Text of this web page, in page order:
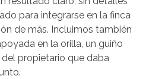
para integrarse en la finca
de más. Incluimos también
en la orilla, un guiño
propietario que daba